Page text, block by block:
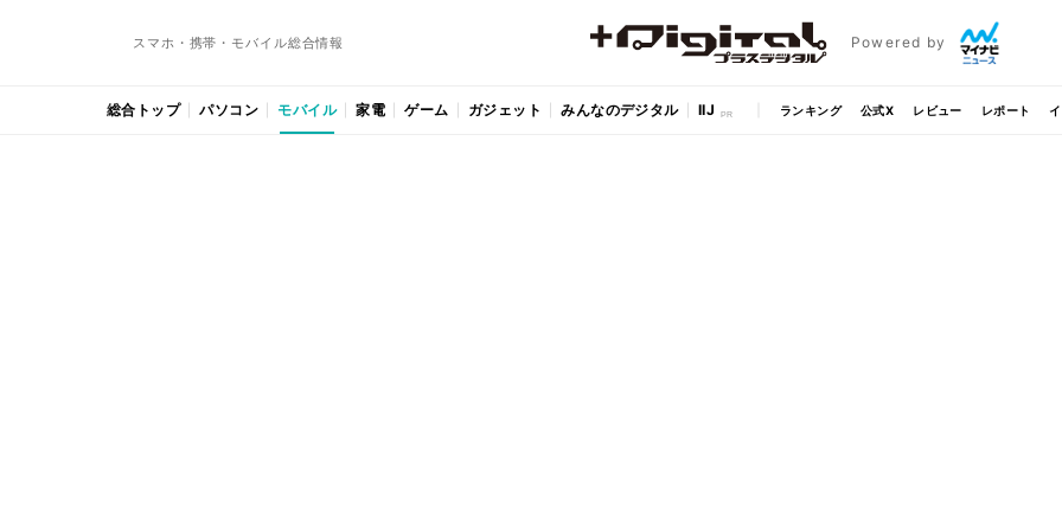
スマホ・携帯・モバイル総合情報 Powered by
総合トップ パソコン モバイル 家電 ゲーム ガジェット みんなのデジタル IIJ ランキング 公式X レビュー レポート